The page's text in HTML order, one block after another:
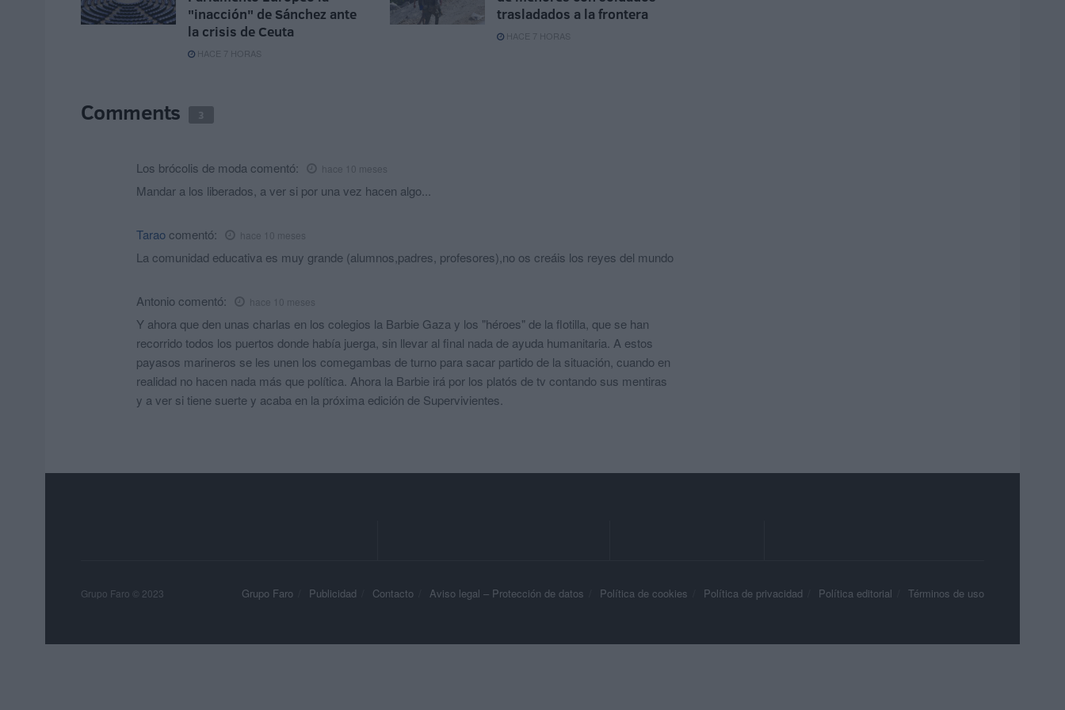
"inacción" de Sánchez ante
la crisis de Ceuta
HACE 7 HORAS
trasladados a la frontera
HACE 7 HORAS
Comments 3
Los brócolis de moda comentó: hace 10 meses
Mandar a los liberados, a ver si por una vez hacen algo...
Tarao comentó: hace 10 meses
La comunidad educativa es muy grande (alumnos,padres, profesores),no os creáis los reyes del mundo
Antonio comentó: hace 10 meses
Y ahora que den unas charlas en los colegios la Barbie Gaza y los "héroes" de la flotilla, que se han
recorrido todos los puertos donde había juerga, sin llevar al final nada de ayuda humanitaria. A estos
payasos marineros se les unen los comegambas de turno para sacar partido de la situación, cuando en
realidad no hacen nada más que política. Ahora la Barbie irá por los platós de tv contando sus mentiras
y a ver si tiene suerte y acaba en la próxima edición de Supervivientes.
Grupo Faro Publicidad Contacto Aviso legal – Protección de datos Política de cookies Política de privacidad Política editorial Términos de uso
Grupo Faro © 2023